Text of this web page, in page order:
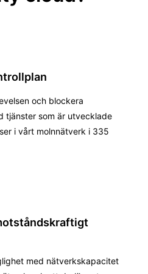
och blockera
tjänster som är utvecklade
i vårt molnnätverk i 335
med nätverkskapacitet